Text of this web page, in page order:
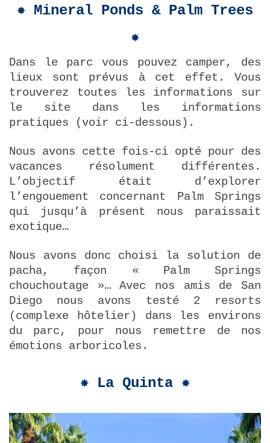
✸ Mineral Ponds & Palm Trees
✸
Dans le parc vous pouvez camper, des
lieux sont prévus à cet effet. Vous
trouverez toutes les informations sur
le site dans les informations
pratiques (voir ci-dessous).
Nous avons cette fois-ci opté pour des
vacances résolument différentes.
L’objectif était d’explorer
l’engouement concernant Palm Springs
qui jusqu’à présent nous paraissait
exotique…
Nous avons donc choisi la solution de
pacha, façon « Palm Springs
chouchoutage »… Avec nos amis de San
Diego nous avons testé 2 resorts
(complexe hôtelier) dans les environs
du parc, pour nous remettre de nos
émotions arboricoles.
✸ La Quinta ✸